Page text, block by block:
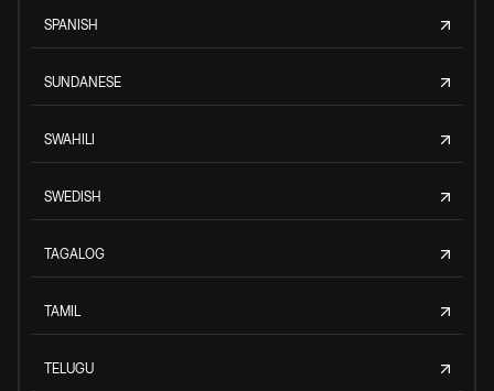
SPANISH
SUNDANESE
SWAHILI
SWEDISH
TAGALOG
TAMIL
TELUGU